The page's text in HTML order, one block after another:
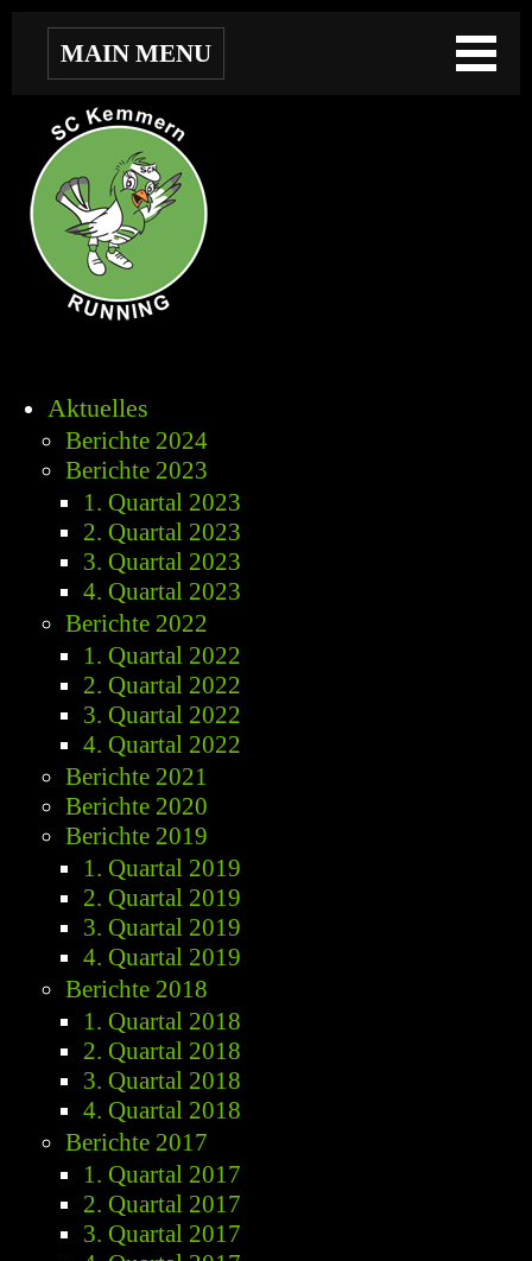
MAIN MENU
Aktuelles
Berichte 2024
Berichte 2023
1. Quartal 2023
2. Quartal 2023
3. Quartal 2023
4. Quartal 2023
Berichte 2022
1. Quartal 2022
2. Quartal 2022
3. Quartal 2022
4. Quartal 2022
Berichte 2021
Berichte 2020
Berichte 2019
1. Quartal 2019
2. Quartal 2019
3. Quartal 2019
4. Quartal 2019
Berichte 2018
1. Quartal 2018
2. Quartal 2018
3. Quartal 2018
4. Quartal 2018
Berichte 2017
1. Quartal 2017
2. Quartal 2017
3. Quartal 2017